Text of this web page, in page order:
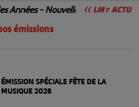
<< LM7 ACTU
Années - Nouvelle Émission
émissions
émissions
RSS
ÉMISSION SPÉCIALE FÊTE DE LA
MUSIQUE 2026